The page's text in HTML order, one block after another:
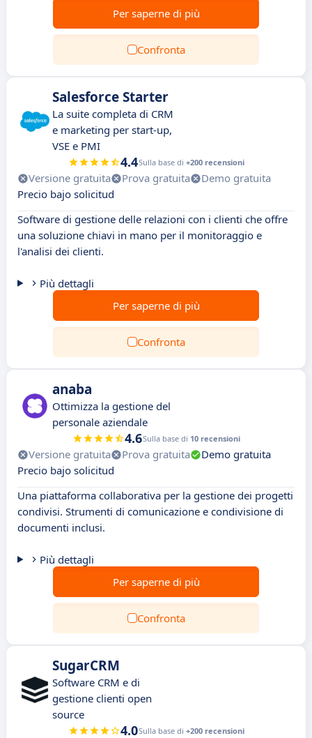
Per saperne di più
Confronta
Salesforce Starter
La suite completa di CRM
e marketing per start-up,
VSE e PMI
4.4Sulla base di +200 recensioni
Versione gratuita Prova gratuita
Demo gratuita
Precio bajo solicitud
Software di gestione delle relazioni con i clienti che offre
una soluzione chiavi in mano per il monitoraggio e
l'analisi dei clienti.
Più dettagli
Per saperne di più
Confronta
anaba
Ottimizza la gestione del
personale aziendale
4.6Sulla base di 10 recensioni
Versione gratuita Prova gratuita
Demo gratuita
Precio bajo solicitud
Una piattaforma collaborativa per la gestione dei progetti
condivisi. Strumenti di comunicazione e condivisione di
documenti inclusi.
Più dettagli
Per saperne di più
Confronta
SugarCRM
Software CRM e di
gestione clienti open
source
4.0Sulla base di +200 recensioni